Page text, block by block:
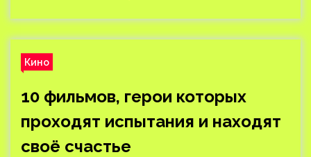
Кино
10 фильмов, герои которых
проходят испытания и находят
своё счастье